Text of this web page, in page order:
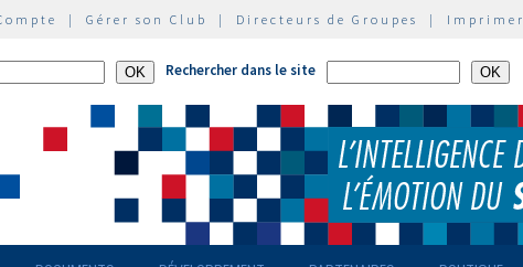
| Gérer son Club | Directeurs de Groupes | Imprimer
Rechercher dans le site